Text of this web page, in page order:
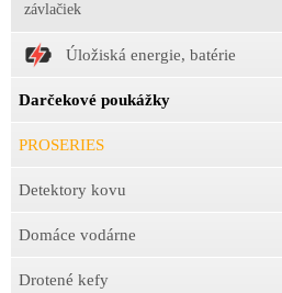
závlačiek
Úložiská energie, batérie
Darčekové poukážky
PROSERIES
Detektory kovu
Domáce vodárne
Drotené kefy